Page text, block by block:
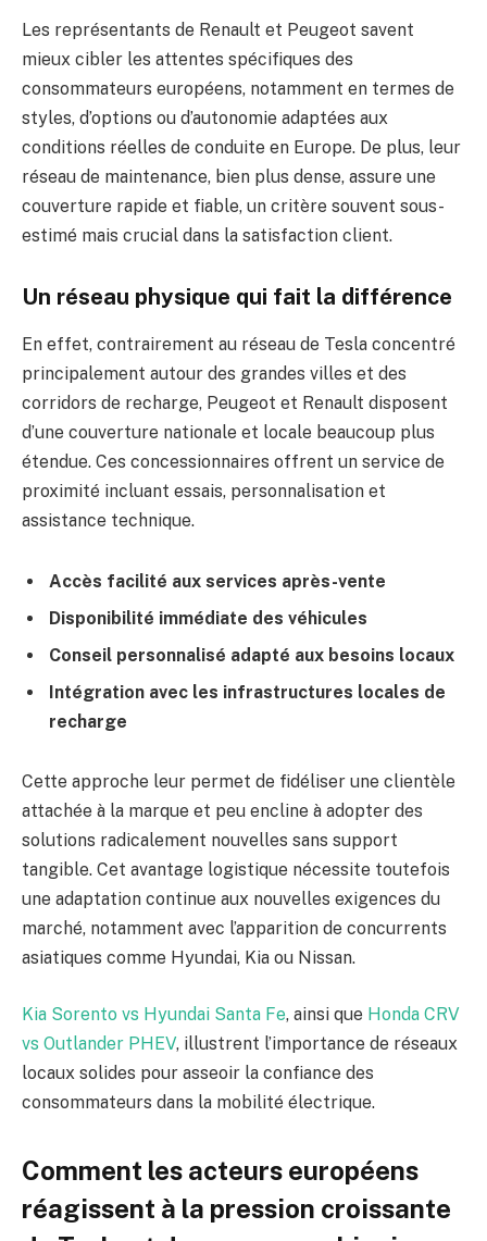
Les représentants de Renault et Peugeot savent
mieux cibler les attentes spécifiques des
consommateurs européens, notamment en termes de
styles, d’options ou d’autonomie adaptées aux
conditions réelles de conduite en Europe. De plus, leur
réseau de maintenance, bien plus dense, assure une
couverture rapide et fiable, un critère souvent sous-
estimé mais crucial dans la satisfaction client.
Un réseau physique qui fait la différence
En effet, contrairement au réseau de Tesla concentré
principalement autour des grandes villes et des
corridors de recharge, Peugeot et Renault disposent
d’une couverture nationale et locale beaucoup plus
étendue. Ces concessionnaires offrent un service de
proximité incluant essais, personnalisation et
assistance technique.
Accès facilité aux services après-vente
Disponibilité immédiate des véhicules
Conseil personnalisé adapté aux besoins locaux
Intégration avec les infrastructures locales de
recharge
Cette approche leur permet de fidéliser une clientèle
attachée à la marque et peu encline à adopter des
solutions radicalement nouvelles sans support
tangible. Cet avantage logistique nécessite toutefois
une adaptation continue aux nouvelles exigences du
marché, notamment avec l’apparition de concurrents
asiatiques comme Hyundai, Kia ou Nissan.
Kia Sorento vs Hyundai Santa Fe, ainsi que Honda CRV
vs Outlander PHEV, illustrent l’importance de réseaux
locaux solides pour asseoir la confiance des
consommateurs dans la mobilité électrique.
Comment les acteurs européens
réagissent à la pression croissante